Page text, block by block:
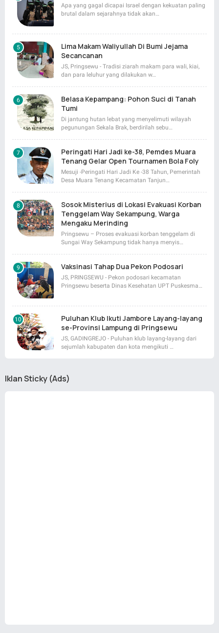
Apa yang gagal dicapai Israel dengan kekuatan paling
brutal dalam sejarahnya tidak akan…
Lima Makam Waliyullah Di Bumi Jejama
Secancanan
JS, Pringsewu - Tradisi ziarah makam para wali, kiai,
dan para leluhur yang dilakukan w…
Belasa Kepampang: Pohon Suci di Tanah
Tumi
Di jantung hutan lebat yang menyelimuti wilayah
pegunungan Sekala Brak, berdirilah sebu…
Peringati Hari Jadi ke-38, Pemdes Muara
Tenang Gelar Open Tournamen Bola Foly
Mesuji -Peringati Hari Jadi Ke -38 Tahun, Pemerintah
Desa Muara Tenang Kecamatan Tanjun…
Sosok Misterius di Lokasi Evakuasi Korban
Tenggelam Way Sekampung, Warga
Mengaku Merinding
Pringsewu – Proses evakuasi korban tenggelam di
Sungai Way Sekampung tidak hanya menyis…
Vaksinasi Tahap Dua Pekon Podosari
JS, PRINGSEWU - Pekon podosari kecamatan
Pringsewu beserta Dinas Kesehatan UPT Puskesma…
Puluhan Klub Ikuti Jambore Layang-layang
se-Provinsi Lampung di Pringsewu
JS, GADINGREJO - Puluhan klub layang-layang dari
sejumlah kabupaten dan kota mengikuti …
Iklan Sticky (Ads)